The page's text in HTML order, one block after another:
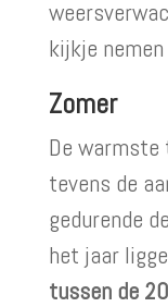
kijkje nemen
Zomer
De warmste
tevens de
gedurende
het jaar
tussen de